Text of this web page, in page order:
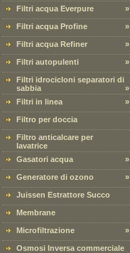
Filtri acqua Everpure »
Filtri acqua Profine »
Filtri acqua Refiner »
Filtri autopulenti »
Filtri idrocicloni separatori di
sabbia
»
Filtri in linea
»
Filtro per doccia
Filtro anticalcare per
lavatrice
Gasatori acqua
»
Generatore di ozono »
Juissen Estrattore Succo
Membrane
Microfiltrazione »
Osmosi Inversa commerciale